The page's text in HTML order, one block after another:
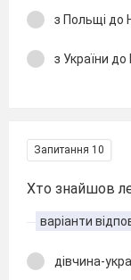
з Польщі до
з України до
Запитання 10
Хто знайшов
варіанти
дівчина-